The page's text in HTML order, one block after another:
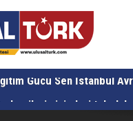
Darbecilerin isimleri